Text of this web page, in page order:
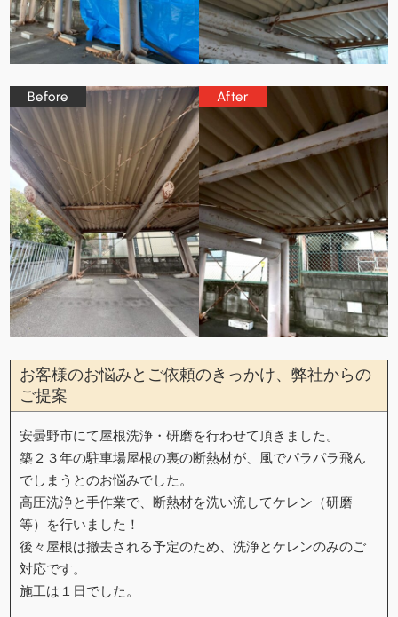
お客様のお悩みとご依頼のきっかけ、弊社からの
ご提案
安曇野市にて屋根洗浄・研磨を行わせて頂きました。
築２３年の駐車場屋根の裏の断熱材が、風でパラパラ飛ん
でしまうとのお悩みでした。
高圧洗浄と手作業で、断熱材を洗い流してケレン（研磨
等）を行いました！
後々屋根は撤去される予定のため、洗浄とケレンのみのご
対応です。
施工は１日でした。